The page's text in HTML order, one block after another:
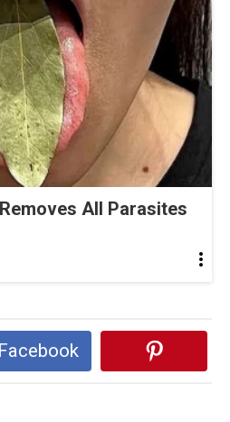
All Parasites